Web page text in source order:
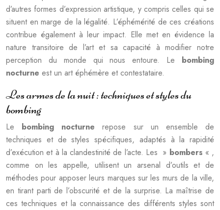
d’autres formes d’expression artistique, y compris celles qui se
situent en marge de la légalité. L’éphémérité de ces créations
contribue également à leur impact. Elle met en évidence la
nature transitoire de l’art et sa capacité à modifier notre
perception du monde qui nous entoure. Le bombing
nocturne est un art éphémère et contestataire.
Les armes de la nuit : techniques et styles du
bombing
Le bombing nocturnerepose sur un ensemble de
techniques et de styles spécifiques, adaptés à la rapidité
d’exécution et à la clandestinité de l’acte. Les » bombers « ,
comme on les appelle, utilisent un arsenal d’outils et de
méthodes pour apposer leurs marques sur les murs de la ville,
en tirant parti de l’obscurité et de la surprise. La maîtrise de
ces techniques et la connaissance des différents styles sont